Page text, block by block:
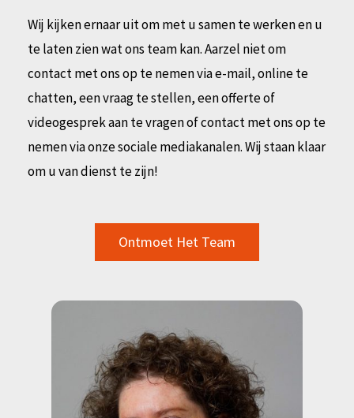
Wij kijken ernaar uit om met u samen te werken en u
te laten zien wat ons team kan. Aarzel niet om
contact met ons op te nemen via e-mail, online te
chatten, een vraag te stellen, een offerte of
videogesprek aan te vragen of contact met ons op te
nemen via onze sociale mediakanalen. Wij staan klaar
om u van dienst te zijn!
Ontmoet Het Team